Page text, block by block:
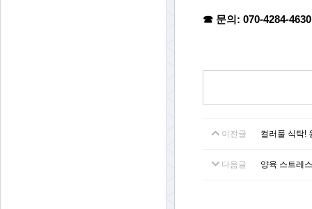
☎ 문의: 070-4284-
이전글 컬러풀 식탁!
다음글 양육 스트레